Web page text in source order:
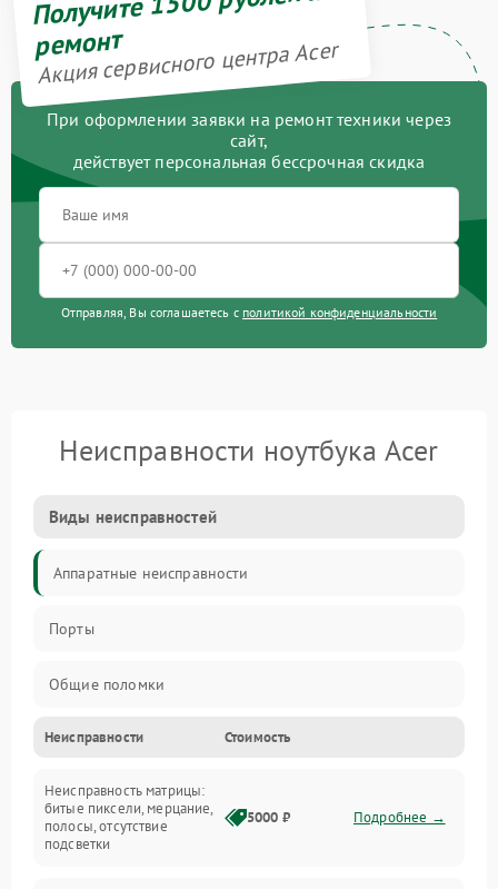
ремонт
Акция сервисного центра Acer
При оформлении заявки на ремонт техники через
сайт,
действует персональная бессрочная скидка
Отправляя, Вы соглашаетесь с политикой конфиденциальности
Неисправности ноутбука Acer
Виды неисправностей
Аппаратные неисправности
Порты
Общие поломки
Устройства
Программные ошибки
Электрические и системные сбои
Неисправности Стоимость
Неисправность матрицы:
битые пиксели, мерцание,
полосы, отсутствие
подсветки
5000 ₽ Подробнее →